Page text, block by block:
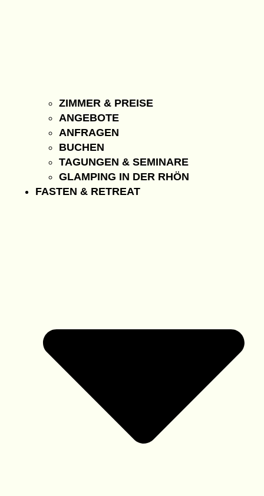
ZIMMER & PREISE
ANGEBOTE
ANFRAGEN
BUCHEN
TAGUNGEN & SEMINARE
GLAMPING IN DER RHÖN
FASTEN & RETREAT